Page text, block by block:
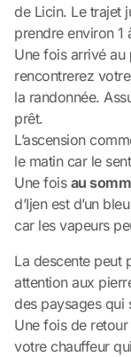
de Licin. Le trajet
prendre environ 1
Une fois arrivé au
rencontrerez
la randonnée.
prêt.
L’ascension
le matin car le
Une fois au
d’Ijen est d’un
car les vapeurs
La descente peut
attention aux
des paysages qui
Une fois de
votre chauffeur